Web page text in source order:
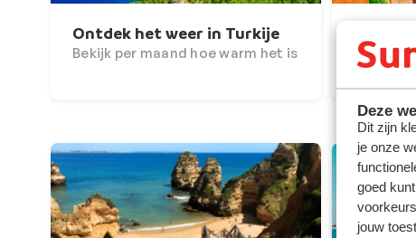
Deze
Dit zijn
je onze
goed
jouw
Ontdek het weer in Turkije
Bekijk per maand hoe warm het is Bekijk